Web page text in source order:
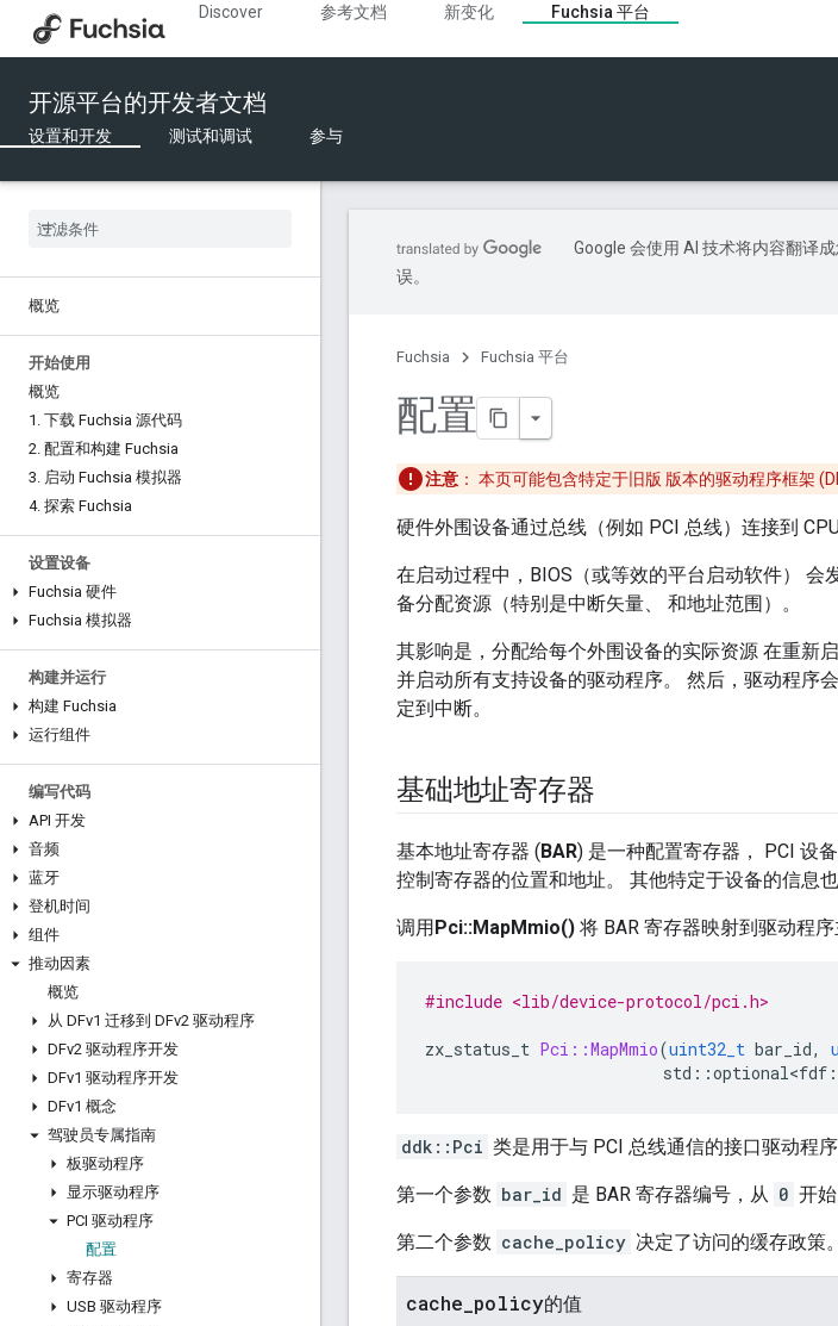
Discover 参考文档 新变化
Fuchsia 平台
开源平台的开发者文档
设置和开发 测试和调试 参与
概览
开始使用
概览
1 . 下载 Fuchsia 源代码
2. 配置和构建 Fuchsia
3. 启动 Fuchsia 模拟器
4. 探索 Fuchsia
设置设备
Fuchsia 硬件
Fuchsia 模拟器
构建并运行
构建 Fuchsia
运行组件
编写代码
API 开发
音频
蓝牙
登机时间
组件
推动因素
概览
从 DFv1 迁移到 DFv2 驱动程序
DFv2 驱动程序开发
DFv1 驱动程序开发
DFv1 概念
驾驶员专属指南
板驱动程序
显示驱动程序
PCI 驱动程序
配置
寄存器
USB 驱动程序
Google 会使用 AI 技术将内容翻译
误。
Fuchsia Fuchsia 平台
配置
注意 ： 本页可能包含特定于旧版 版本的驱动程序框架
硬件外围设备通过总线（例如 PCI 总线）连接到 CPU
在启动过程中，BIOS（或等效的平台启动软件）
备分配资源（特别是中断矢量、 和地址范围）。
其影响是，分配给每个外围设备的实际资源 在重新
并启动所有支持设备的驱动程序。 然后，驱动程序
定到中断。
基础地址寄存器
基本地址寄存器 (BAR) 是一种配置寄存器， PCI 设
控制寄存器的位置和地址。 其他特定于设备的信息也
调用Pci::MapMmio() 将 BAR 寄存器映射到驱动程序
#include <lib/device-protocol/pci.h>
zx_status_t Pci::MapMmio(uint32_t bar_id,
std ::optional<fdf
ddk::Pci 类是用于与 PCI 总线通信的接口驱动程序
第一个参数 bar_id 是 BAR 寄存器编号，从 0 开始
第二个参数 cache_policy 决定了访问的缓存政策
cache policy的值